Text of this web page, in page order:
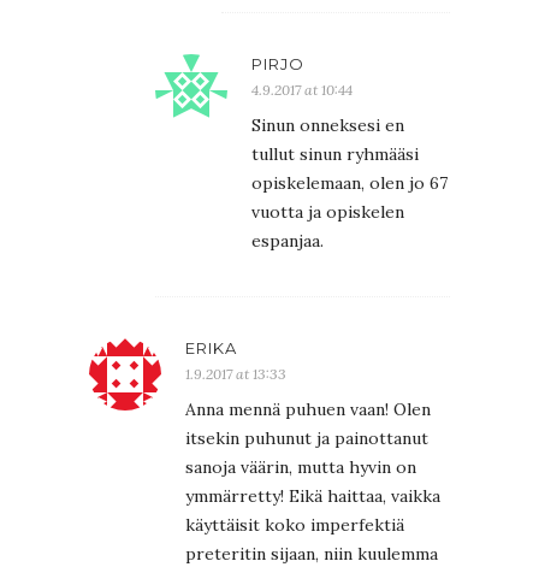
PIRJO
4.9.2017 at 10:44
Sinun onneksesi en
tullut sinun ryhmääsi
opiskelemaan, olen jo 67
vuotta ja opiskelen
espanjaa.
ERIKA
1.9.2017 at 13:33
Anna mennä puhuen vaan! Olen
itsekin puhunut ja painottanut
sanoja väärin, mutta hyvin on
ymmärretty! Eikä haittaa, vaikka
käyttäisit koko imperfektiä
preteritin sijaan, niin kuulemma